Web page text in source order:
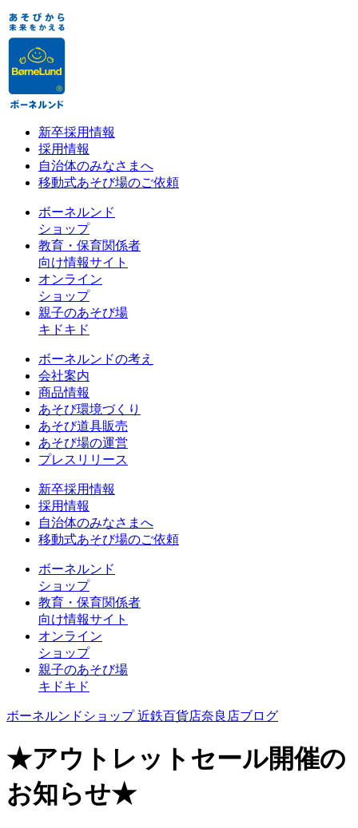
新卒採用情報
採用情報
自治体のみなさまへ
移動式あそび場のご依頼
ボーネルンド
ショップ
教育・保育関係者
向け情報サイト
オンライン
ショップ
親子のあそび場
キドキド
ボーネルンドの考え
会社案内
商品情報
あそび環境づくり
あそび道具販売
あそび場の運営
プレスリリース
新卒採用情報
採用情報
自治体のみなさまへ
移動式あそび場のご依頼
ボーネルンド
ショップ
教育・保育関係者
向け情報サイト
オンライン
ショップ
親子のあそび場
キドキド
ボーネルンドショップ 近鉄百貨店奈良店ブログ
★アウトレットセール開催の
お知らせ★